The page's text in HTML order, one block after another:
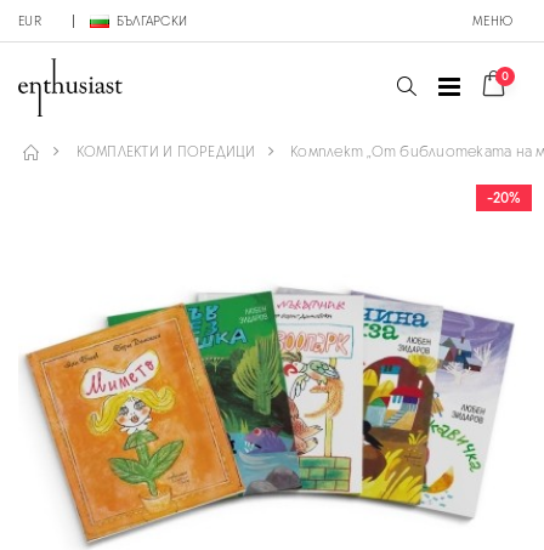
EUR БЪЛГАРСКИ МЕНЮ
0
КОМПЛЕКТИ И ПОРЕДИЦИ Комплект „От библиотеката на
-20%